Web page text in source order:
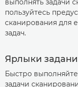
выполнять задачи
пользуйтесь
сканирования для
задач.
Ярлыки
Быстро
задачи